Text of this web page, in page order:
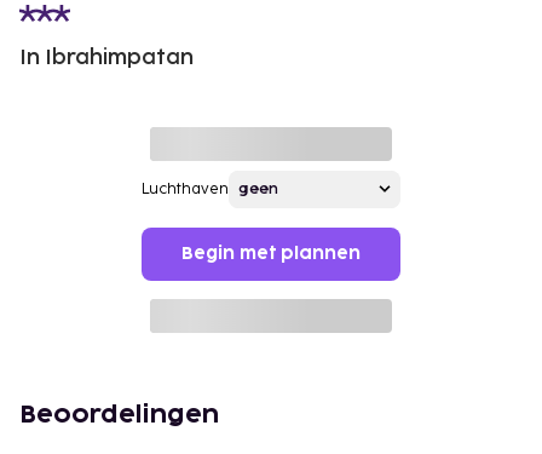
In Ibrahimpatan
Luchthaven
Begin met plannen
Beoordelingen